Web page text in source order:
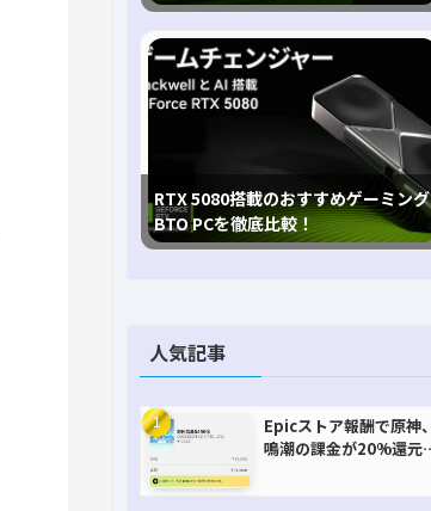
RTX 5080搭載のおすすめゲーミング
BTO PCを徹底比較！
人気記事
Epicストア報酬で原神、
鳴潮の課金が20%還元